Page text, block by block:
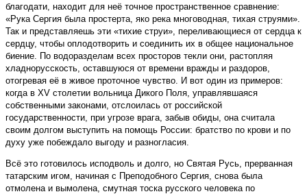
благодати, находит для неё точное пространственное сравнение:
«Рука Сергия была простерта, яко река многоводная, тихая струями».
Так и представляешь эти «тихие струи», переливающиеся от сердца к
сердцу, чтобы оплодотворить и соединить их в общее национальное
биение. По водоразделам всех просторов текли они, растопляя
хладнорусскость, оставшуюся от времени вражды и раздоров,
отогревая её в живое проточное чувство. И вот один из примеров:
когда в XV столетии вольница Дикого Поля, управлявшаяся
собственными законами, отслоилась от российской
государственности, при угрозе врага, забыв обиды, она считала
своим долгом выступить на помощь России: братство по крови и по
духу уже побеждало выгоду и разногласия.
Всё это готовилось исподволь и долго, но Святая Русь, прерванная
татарским игом, начиная с Преподобного Сергия, снова была
отмолена и вымолена, смутная тоска русского человека по